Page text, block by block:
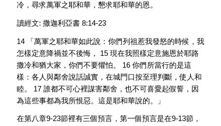
冷，尋求萬軍之耶和華，懇求耶和華的恩。
讀經文: 撒迦利亞書 8:14-23
14 「萬軍之耶和華如此說：你們列祖惹我發怒的時候，我
怎樣定意降禍並不後悔， 15 現在我照樣定意施恩於耶路
撒冷和猶大家，你們不要懼怕。 16 你們所當行的是這
樣：各人與鄰舍說話誠實，在城門口按至理判斷，使人和
睦。 17 誰都不可心裡謀害鄰舍，也不可喜愛起假誓，因
為這些事都為我所恨惡。這是耶和華說的。」
在第八章9-23節裡有三個預言，第一個預言是在9-13節，